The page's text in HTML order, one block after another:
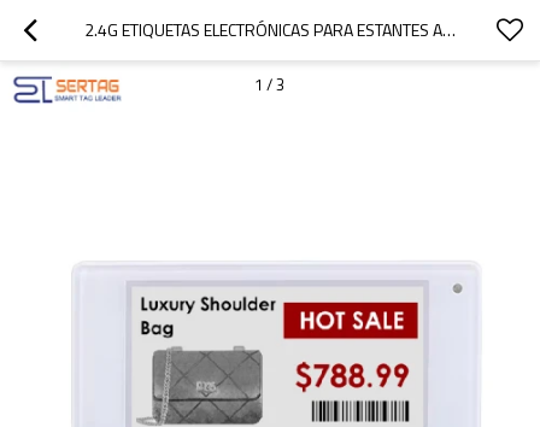
2.4G ETIQUETAS ELECTRÓNICAS PARA ESTANTES AL POR MENOR DE 2,66 PULGADAS Y BAJO CONSUMO
1 /3